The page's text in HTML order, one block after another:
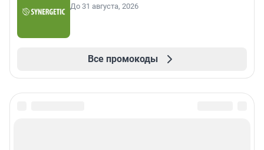
До 31 августа, 2026
Все промокоды